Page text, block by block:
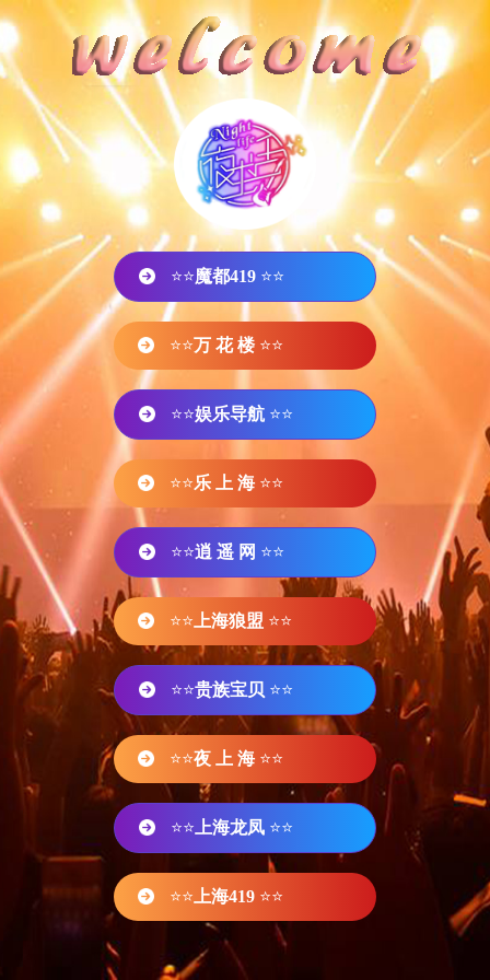
⭐⭐魔都419 ⭐⭐
⭐⭐万 花 楼 ⭐⭐
⭐⭐娱乐导航 ⭐⭐
⭐⭐乐 上 海 ⭐⭐
⭐⭐逍 遥 网 ⭐⭐
⭐⭐ 上海狼盟 ⭐⭐
⭐⭐贵族宝贝 ⭐⭐
⭐⭐夜 上 海 ⭐⭐
⭐⭐ 上海龙凤 ⭐⭐
⭐⭐ 上海419 ⭐⭐